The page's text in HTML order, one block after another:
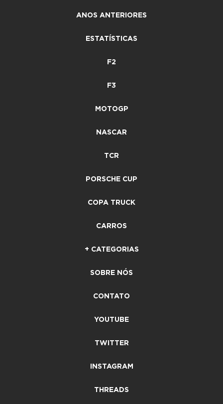
ANOS ANTERIORES
ESTATÍSTICAS
F2
F3
MOTOGP
NASCAR
TCR
PORSCHE CUP
COPA TRUCK
CARROS
+ CATEGORIAS
SOBRE NÓS
CONTATO
YOUTUBE
TWITTER
INSTAGRAM
THREADS